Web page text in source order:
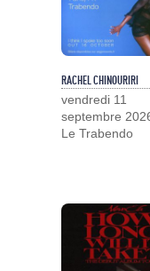
RACHEL CHINOURIRI
vendredi 11
septembre
Le Trabendo